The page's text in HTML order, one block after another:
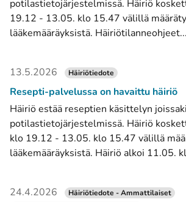
potilastietojärjestelmissä. Häiriö
19.12 - 13.05. klo 15.47 välillä
lääkemääräyksistä. Häiriötilanneohjeet...
13.5.2026 Häiriötiedote
Resepti-palvelussa on havaittu häiriö
Häiriö estää reseptien käsittelyn
potilastietojärjestelmissä. Häiriö
klo 19.12 - 13.05. klo 15.47 välillä
lääkemääräyksistä. Häiriö alkoi 11.05.
24.4.2026
Häiriötiedote - Ammattilaiset